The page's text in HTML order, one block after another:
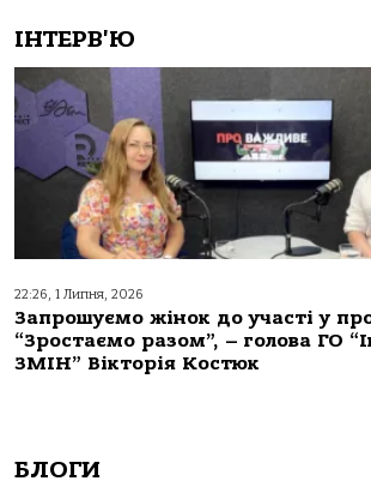
ІНТЕРВ'Ю
22:26, 1 Липня, 2026
Запрошуємо жінок до участі у
“Зростаємо разом”, – голова ГО
ЗМІН” Вікторія Костюк
БЛОГИ